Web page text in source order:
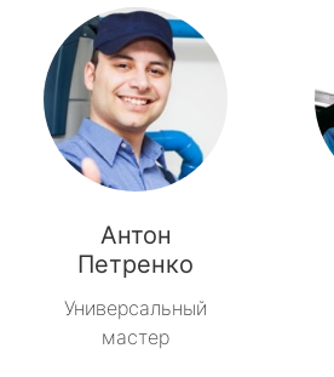
Антон
Петренко
Универсальный
мастер